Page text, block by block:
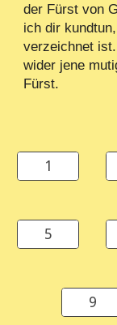
der Fürst von
ich dir
verzeichnet
wider jene
Fürst.
1
5
9